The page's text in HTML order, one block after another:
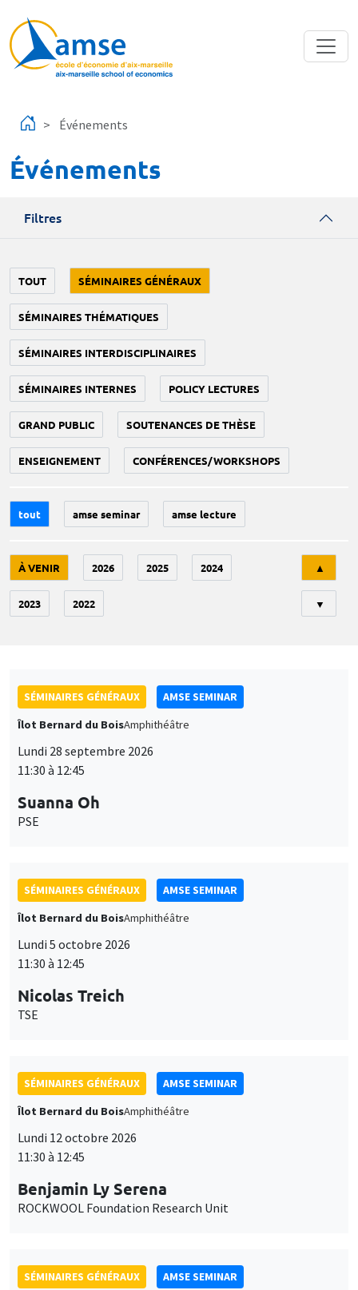
Événements
Événements
Filtres
TOUT SÉMINAIRES GÉNÉRAUX
SÉMINAIRES THÉMATIQUES
SÉMINAIRES INTERDISCIPLINAIRES
SÉMINAIRES INTERNES POLICY LECTURES
GRAND PUBLIC SOUTENANCES DE THÈSE
ENSEIGNEMENT CONFÉRENCES/WORKSHOPS
tout amse seminar amse lecture
À VENIR 2026 2025 2024
2023 2022
▲
▼
SÉMINAIRES GÉNÉRAUX
AMSE SEMINAR
Îlot Bernard du BoisAmphithéâtre
Lundi 28 septembre 2026
11:30 à 12:45
Suanna Oh
PSE
SÉMINAIRES GÉNÉRAUX
AMSE SEMINAR
Îlot Bernard du BoisAmphithéâtre
Lundi 5 octobre 2026
11:30 à 12:45
Nicolas Treich
TSE
SÉMINAIRES GÉNÉRAUX
AMSE SEMINAR
Îlot Bernard du BoisAmphithéâtre
Lundi 12 octobre 2026
11:30 à 12:45
Benjamin Ly Serena
ROCKWOOL Foundation Research Unit
SÉMINAIRES GÉNÉRAUX
AMSE SEMINAR